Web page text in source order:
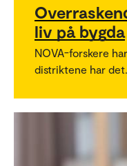
liv på bygda
NOVA-forskere
distriktene har det.